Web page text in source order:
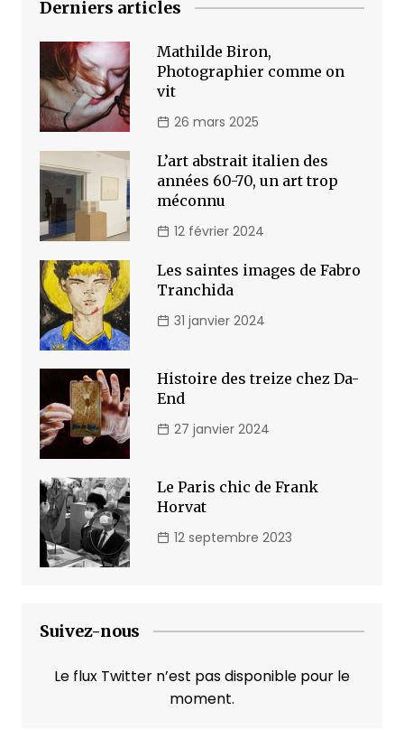
Derniers articles
Mathilde Biron,
Photographier comme on
vit
26 mars 2025
L’art abstrait italien des
années 60-70, un art trop
méconnu
12 février 2024
Les saintes images de Fabro
Tranchida
31 janvier 2024
Histoire des treize chez Da-
End
27 janvier 2024
Le Paris chic de Frank
Horvat
12 septembre 2023
Suivez-nous
Le flux Twitter n’est pas disponible pour le
moment.